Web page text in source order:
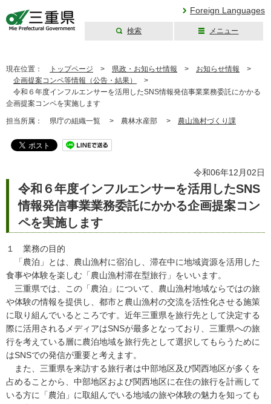
Foreign Languages
検索 メニュー
現在位置： トップページ > 県政・お知らせ情報 > お知らせ情報 >
企画提案コンペ等情報（公告・結果）
>
令和６年度インフルエンサーを活用したSNS情報発信事業業務委託にかかる
企画提案コンペを実施します
担当所属： 県庁の組織一覧 > 農林水産部 > 農山漁村づくり課
令和06年12月02日
令和６年度インフルエンサーを活用したSNS
情報発信事業業務委託にかかる企画提案コン
ペを実施します
１ 業務の目的
「農泊」とは、農山漁村に宿泊し、滞在中に地域資源を活用した
食事や体験を楽しむ「農山漁村滞在型旅行」をいいます。
三重県では、この「農泊」について、農山漁村地域ならではの旅
や体験の情報を提供し、都市と農山漁村の交流を活性化させる施策
に取り組んでいるところです。近年三重県を旅行先として決定する
際に活用されるメディアはSNSが最多となっており、三重県への旅
行を考えている層に農泊地域を旅行先として選択してもらうために
はSNSでの発信が重要と考えます。
また、三重県を来訪する旅行者は中部地区及び関西地区が多くを
占めることから、中部地区および関西地区に在住の旅行を計画して
いる方に「農泊」に取組んでいる地域の旅や体験の魅力を知っても